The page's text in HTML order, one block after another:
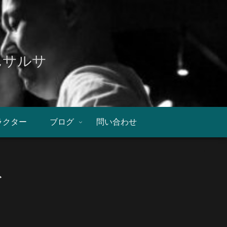
ルサ
クター ブログ 問い合わせ